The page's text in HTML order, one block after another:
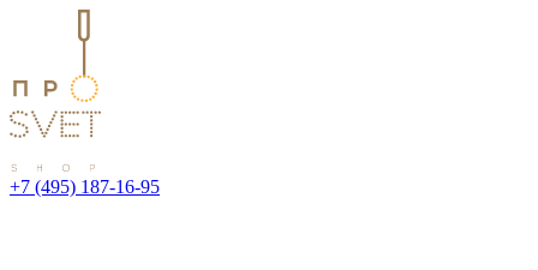
+7 (495) 187-16-95